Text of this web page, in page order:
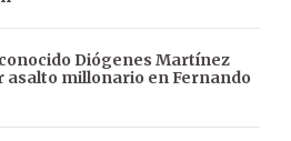
Diógenes Martínez
asalto millonario en Fernando